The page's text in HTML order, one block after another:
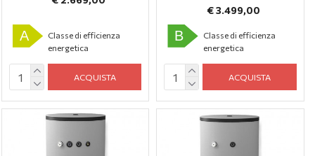
A
Classe di efficienza
energetica
ACQUISTA
€ 3.499,00
B
Classe di efficienza
energetica
ACQUISTA